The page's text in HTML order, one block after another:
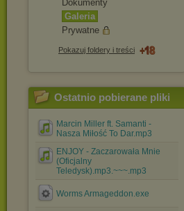
Dokumenty
Galeria
Prywatne
Pokazuj foldery i treści
Ostatnio pobierane pliki
Marcin Miller ft. Samanti -
Nasza Miłość To Dar.mp3
ENJOY - Zaczarowała Mnie
(Oficjalny
Teledysk).mp3.~~~.mp3
Worms Armageddon.exe